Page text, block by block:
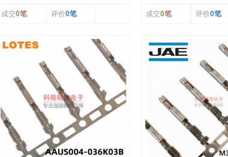
成交0笔 评价0笔 成交0笔 评价0笔